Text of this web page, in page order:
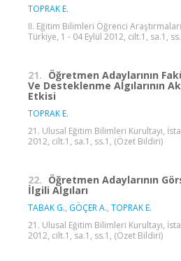
TOPRAK E.
II. Eğitim Bilimleri Öğrenci
Türkiye, 1 - 04 Eylül 2012, cilt.1, sa.1,
21. Öğretmen Adaylarının
Ve Desteklenme Algılarının
Etkisi
TOPRAK E.
21. Ulusal Eğitim Bilimleri Kurultayı,
2012, cilt.1, sa.1, ss.1, (Özet Bildiri)
22. Öğretmen Adaylarının
İlgili Algıları
TABAK G., GÖÇER A., TOPRAK E.
21. Ulusal Eğitim Bilimleri Kurultayı,
2012, cilt.1, sa.1, ss.1, (Özet Bildiri)